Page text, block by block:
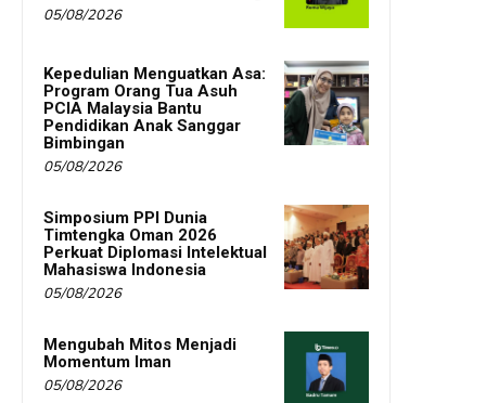
05/08/2026
Kepedulian Menguatkan Asa:
Program Orang Tua Asuh
PCIA Malaysia Bantu
Pendidikan Anak Sanggar
Bimbingan
05/08/2026
Simposium PPI Dunia
Timtengka Oman 2026
Perkuat Diplomasi Intelektual
Mahasiswa Indonesia
05/08/2026
Mengubah Mitos Menjadi
Momentum Iman
05/08/2026